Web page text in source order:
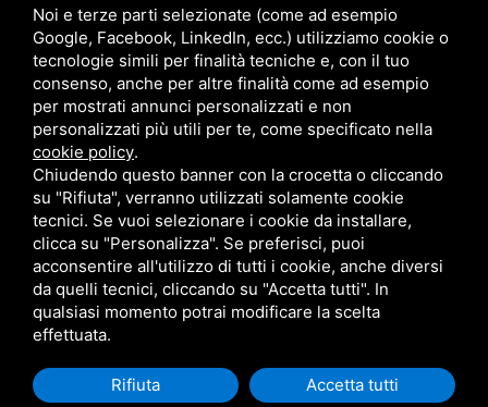
Po Delta Tourism
Tourism in Po Delta Park Riviera
Consorzio Navi del Delta
Corso G. Mazzini n. 136, 44022 Comacchio (FE)
Iscrizione Registro Imprese di Ferrara n. 194995
Partita IVA 01755700380
Tel
+39 0533 81302
Noi e terze parti selezionate (come ad esempio
Google, Facebook, LinkedIn, ecc.) utilizziamo cookie o
tecnologie simili per finalità tecniche e, con il tuo
consenso, anche per altre finalità come ad esempio
per mostrati annunci personalizzati e non
personalizzati più utili per te, come specificato nella
cookie policy.
Chiudendo questo banner con la crocetta o cliccando
su "Rifiuta", verranno utilizzati solamente cookie
tecnici. Se vuoi selezionare i cookie da installare,
clicca su "Personalizza". Se preferisci, puoi
acconsentire all'utilizzo di tutti i cookie, anche diversi
da quelli tecnici, cliccando su "Accetta tutti". In
qualsiasi momento potrai modificare la scelta
effettuata.
Rifiuta Accetta tutti